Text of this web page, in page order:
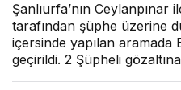
Şanlıurfa’nın
tarafından şüphe üzerine
içersinde yapılan aramada
geçirildi. 2 Şüpheli gözaltına